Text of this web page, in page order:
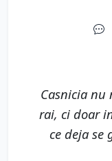
Casnicia
rai, ci doar
ce deja se